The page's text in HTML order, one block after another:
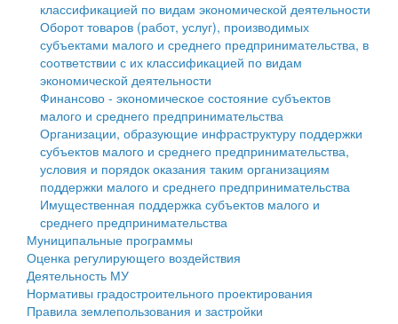
Фотоальбом
Проекты административных регламентов
Антимонопольный комплаенс
Противодействие коррупции
среднего предпринимательства
Муниципальные программы
Контрольно-счетная палата
Персональные данные
Оценка регулирующего воздействия
Деятельность МУ
Нормативы градостроительного проектирования
Правила землепользования и застройки
Генеральные планы
классификацией по видам экономической деятельности
Оборот товаров (работ, услуг), производимых
субъектами малого и среднего предпринимательства, в
соответствии с их классификацией по видам
экономической деятельности
Финансово - экономическое состояние субъектов
малого и среднего предпринимательства
Организации, образующие инфраструктуру поддержки
субъектов малого и среднего предпринимательства,
условия и порядок оказания таким организациям
поддержки малого и среднего предпринимательства
Имущественная поддержка субъектов малого и
среднего предпринимательства
Муниципальные программы
Оценка регулирующего воздействия
Деятельность МУ
Нормативы градостроительного проектирования
Правила землепользования и застройки